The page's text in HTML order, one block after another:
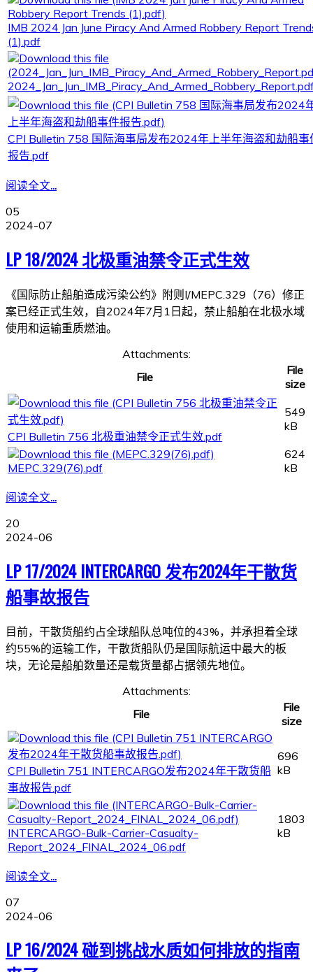
IMB 2024 Jan June Piracy And Armed Robbery Report
(1).pdf
CPI Bulletin 758 国际海事局发布2024年上半年海盗和劫船事
报告.pdf
阅读全文...
05
2024-07
LP 18/2024 北极重油禁令正式生效
《国际防止船舶造成污染公约》附则I/MEPC.329（76）修正
案已经正式生效，自2024年7月1日起，禁止船舶在北极水域
使用和运输重质燃油。
Attachments:
File
File
size
CPI Bulletin 756 北极重油禁令正式生效.pdf
549
kB
MEPC.329(76).pdf
624
kB
阅读全文...
20
2024-06
LP 17/2024 INTERCARGO 发布2024年干散货
船事故报告
目前，干散货船约占全球船队总吨位的43%，并承担着全球
约55%的运输工作，干散货船队仍是国际航运中最大的板
块，无论是船舶数量还是载货量都占据领先地位。
Attachments:
File
File
size
CPI Bulletin 751 INTERCARGO发布2024年干散货船
事故报告.pdf
696
kB
INTERCARGO-Bulk-Carrier-Casualty-
Report_2024_FINAL_2024_06.pdf
1803
kB
阅读全文...
07
2024-06
LP 16/2024 碰到挑战水质如何排放的指南